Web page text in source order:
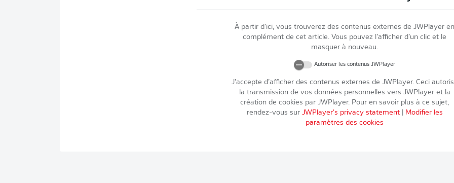
À partir d’ici, vous trouverez des contenus externes de JWPlayer en
complément de cet article. Vous pouvez l’afficher d’un clic et le
masquer à nouveau.
Autoriser les contenus JWPlayer
J’accepte d’afficher des contenus externes de JWPlayer. Ceci
la transmission de vos données personnelles vers JWPlayeret la
création de cookies par JWPlayer. Pour en savoir plus à ce sujet,
rendez-vous sur JWPlayer's privacy statement| Modifier les
paramètres des cookies